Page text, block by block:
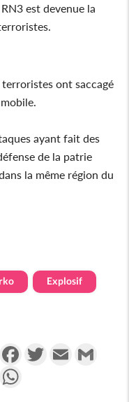
est devenue la
ont saccagé
ayant fait des
de la patrie
la même région du
Explosif
PartagerFacebookTwitterEmail
Messenger